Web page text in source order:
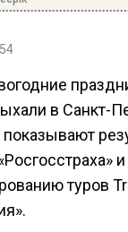
в Санкт-
показывают
туров